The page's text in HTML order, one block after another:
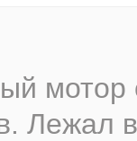
мотор
Лежал